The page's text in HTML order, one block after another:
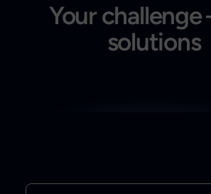
Your challenge
solutions